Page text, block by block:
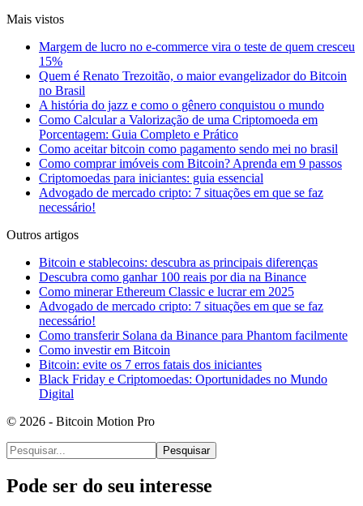
Mais vistos
Margem de lucro no e-commerce vira o teste de quem cresceu
15%
Quem é Renato Trezoitão, o maior evangelizador do Bitcoin
no Brasil
A história do jazz e como o gênero conquistou o mundo
Como Calcular a Valorização de uma Criptomoeda em
Porcentagem: Guia Completo e Prático
Como aceitar bitcoin como pagamento sendo mei no brasil
Como comprar imóveis com Bitcoin? Aprenda em 9 passos
Criptomoedas para iniciantes: guia essencial
Advogado de mercado cripto: 7 situações em que se faz
necessário!
Outros artigos
Bitcoin e stablecoins: descubra as principais diferenças
Descubra como ganhar 100 reais por dia na Binance
Como minerar Ethereum Classic e lucrar em 2025
Advogado de mercado cripto: 7 situações em que se faz
necessário!
Como transferir Solana da Binance para Phantom facilmente
Como investir em Bitcoin
Bitcoin: evite os 7 erros fatais dos iniciantes
Black Friday e Criptomoedas: Oportunidades no Mundo
Digital
© 2026 - Bitcoin Motion Pro
Pesquisar
Pode ser do seu interesse